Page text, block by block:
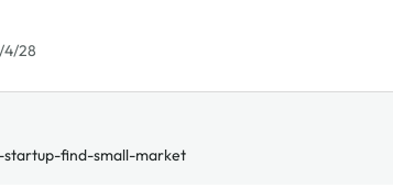
28
startup-find-small-market